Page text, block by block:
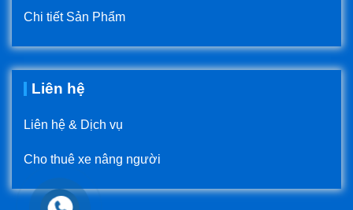
Chi tiết Sản Phẩm
Liên hệ
Liên hệ & Dịch vụ
Cho thuê xe nâng người